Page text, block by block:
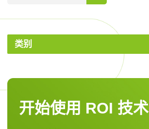
类别
开始使用 ROI 技术